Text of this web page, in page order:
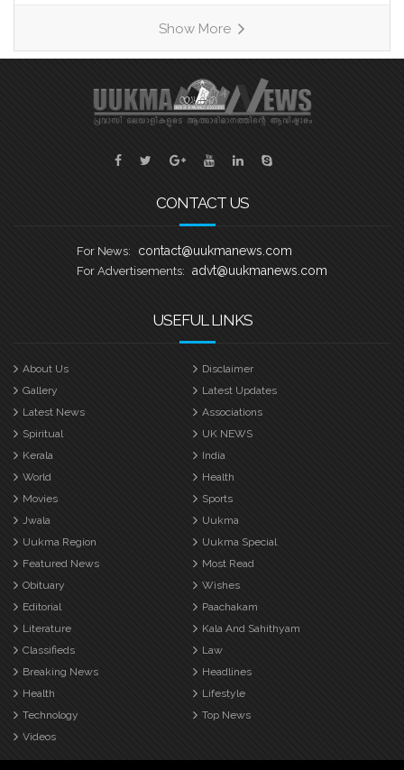
യുക്മ കേരളപൂരം വള്ളംകളിയും യുക്മ
തെരേസാസ് ഓണച്ചന്തം ‘മലയാളി
സുന്ദരി സീസൺ 2’ മത്സരവും
അനുബന്ധ കലാപരിപാടികളും ഏറ്റവും
ഭംഗിയായി നടത്തുവാനുള്ള
ഒരുക്കങ്ങളാണ് യുക്മ ദേശീയ സമിതി
അഡ്വ. എബി സെബാസ്റ്റ്യൻ, ജനറൽ
Show More
CONTACT US
For News: contact@uukmanews.com
For Advertisements: advt@uukmanews.com
USEFUL LINKS
About Us
Disclaimer
Gallery
Latest Updates
Latest News
Associations
Spiritual
UK NEWS
Kerala
India
World
Health
Movies
Sports
Jwala
Uukma
Uukma Region
Uukma Special
Featured News
Most Read
Obituary
Wishes
Editorial
Paachakam
Literature
Kala And Sahithyam
Classifieds
Law
Breaking News
Headlines
Health
Lifestyle
Technology
Top News
Videos